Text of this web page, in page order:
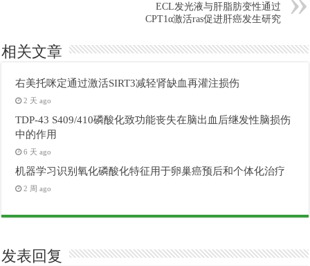
ECL发光液与肝脂肪变性通过
CPT1α激活ras促进肝癌发生研究
相关文章
右美托咪定通过激活SIRT3减轻肾缺血再灌注损伤
2 天 ago
TDP-43 S409/410磷酸化致功能丧失在脑出血后继发性脑损伤
中的作用
6 天 ago
机器学习识别氧化磷酸化特征用于卵巢癌预后和个体化治疗
2 周 ago
发表回复